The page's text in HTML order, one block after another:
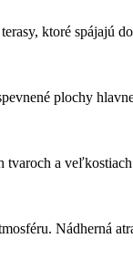
ktoré spájajú
plochy
a
Nádherná